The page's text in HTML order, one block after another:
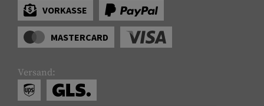
VORKASSE
MASTERCARD
Versand: